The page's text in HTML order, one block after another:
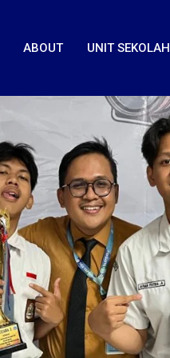
ABOUT UNIT SEKOLAH